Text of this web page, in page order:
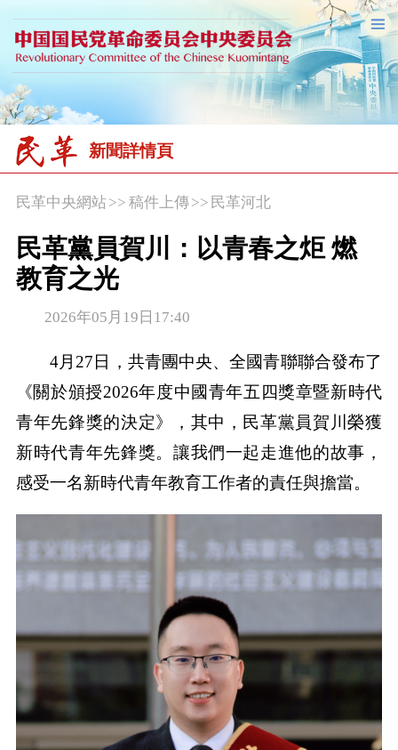
新聞詳情頁
民革中央網站>> 稿件上傳>> 民革河北
民革黨員賀川：以青春之炬 燃
教育之光
2026年05月19日17:40
4月27日，共青團中央、全國青聯聯合發布了
《關於頒授2026年度中國青年五四獎章暨新時代
青年先鋒獎的決定》，其中，民革黨員賀川榮獲
新時代青年先鋒獎。讓我們一起走進他的故事，
感受一名新時代青年教育工作者的責任與擔當。